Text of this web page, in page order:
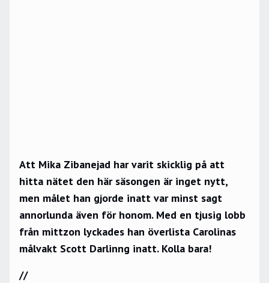
Att Mika Zibanejad har varit skicklig på att
hitta nätet den här säsongen är inget nytt,
men målet han gjorde inatt var minst sagt
annorlunda även för honom. Med en tjusig lobb
från mittzon lyckades han överlista Carolinas
målvakt Scott Darlinng inatt. Kolla bara!
//